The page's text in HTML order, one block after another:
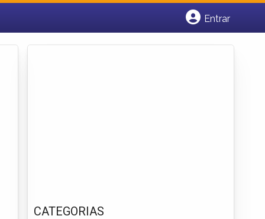
Entrar
CATEGORIAS